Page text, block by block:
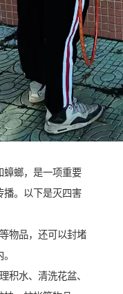
蟑螂，是一项重要
播。以下是灭四害
物品，还可以封堵
积水、清洗花盆、